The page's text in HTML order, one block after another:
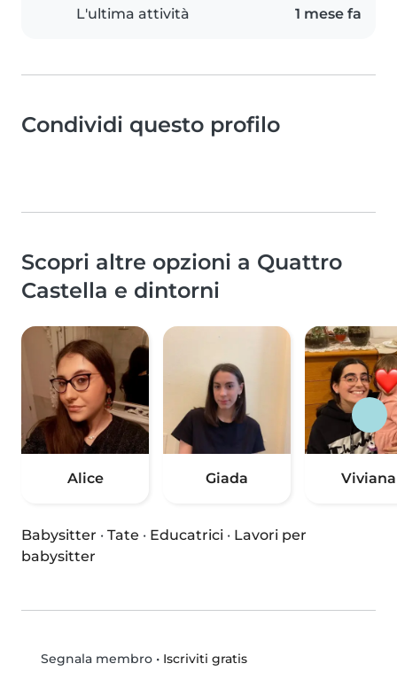
L'ultima attività 1 mese fa
Condividi questo profilo
Scopri altre opzioni a Quattro
Castella e dintorni
Alice Giada Viviana
Babysitter · Tate · Educatrici · Lavori per
babysitter
Segnala membro• Iscriviti gratis